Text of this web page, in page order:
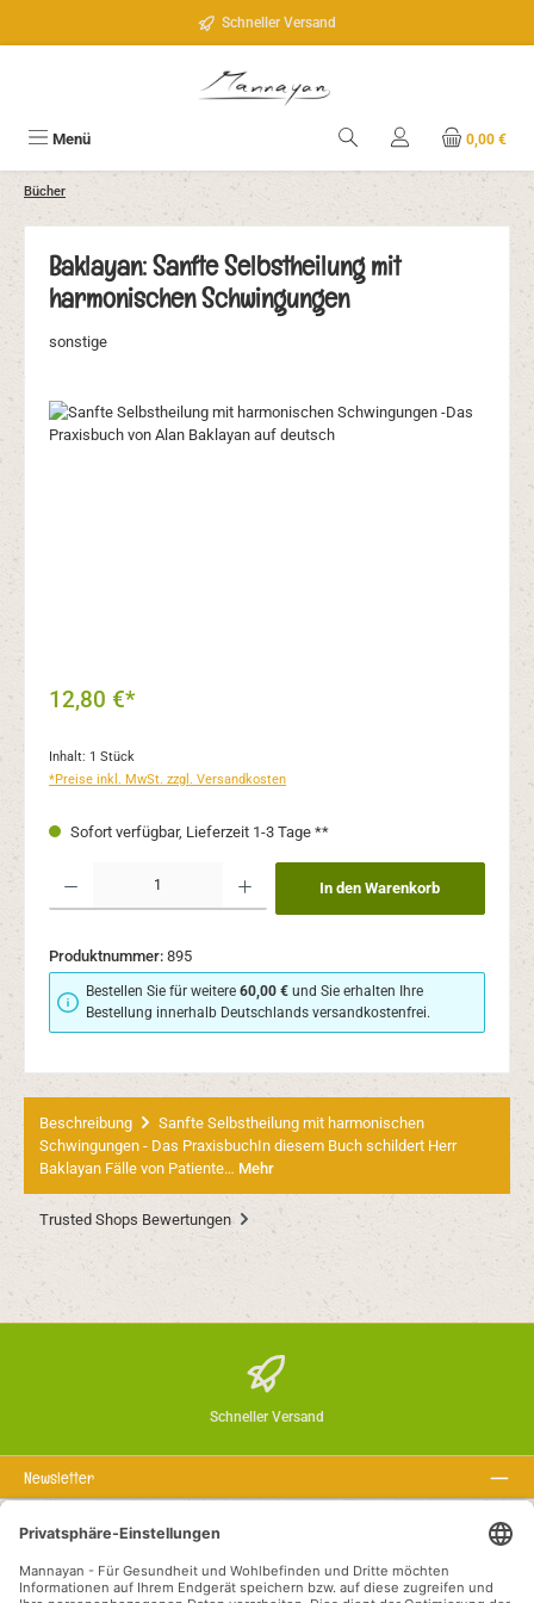
Schneller Versand
Menü 0,00 €
Bücher
Baklayan: Sanfte Selbstheilung mit
harmonischen Schwingungen
sonstige
Bildergalerie überspringen
12,80 €*
Inhalt: 1 Stück
*Preise inkl. MwSt. zzgl. Versandkosten
Sofort verfügbar, Lieferzeit 1-3 Tage **
Produkt Anzahl: Gib den gewünschten Wert ein oder benutze die Schaltflächen
In den Warenkorb
Produktnummer: 895
Bestellen Sie für weitere60,00 € und Sie erhalten Ihre
Bestellung innerhalb Deutschlands versandkostenfrei.
Beschreibung
Sanfte Selbstheilung mit harmonischen
Schwingungen - Das PraxisbuchIn diesem Buch schildert Herr
Baklayan Fälle von Patiente… Mehr
Trusted Shops Bewertungen
Schneller Versand
Newsletter
Rechtstexte